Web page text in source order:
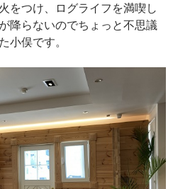
をつけ、ログライフを満喫し
降らないのでちょっと不思議
小俣です。